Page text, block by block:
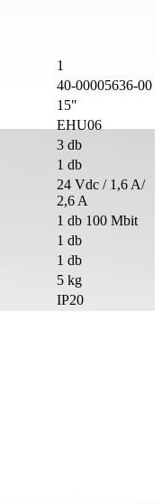
1
40-00005636-00
15"
EHU06
3 db
1 db
24 Vdc / 1,6 A/
2,6 A
1 db 100 Mbit
1 db
1 db
5 kg
IP20